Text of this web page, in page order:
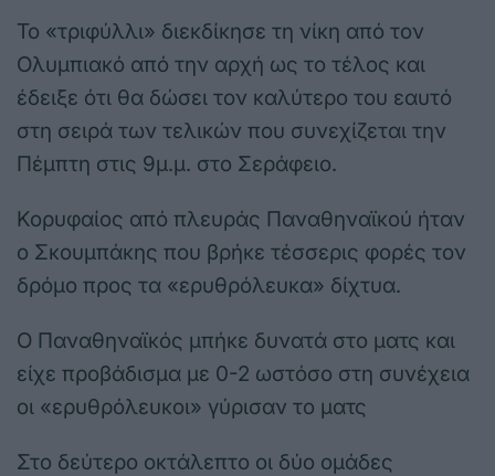
To «τριφύλλι» διεκδίκησε τη νίκη από τον
Ολυμπιακό από την αρχή ως το τέλος και
έδειξε ότι θα δώσει τον καλύτερο του εαυτό
στη σειρά των τελικών που συνεχίζεται την
Πέμπτη στις 9μ.μ. στο Σεράφειο.
Κορυφαίος από πλευράς Παναθηναϊκού ήταν
ο Σκουμπάκης που βρήκε τέσσερις φορές τον
δρόμο προς τα «ερυθρόλευκα» δίχτυα.
Ο Παναθηναϊκός μπήκε δυνατά στο ματς και
είχε προβάδισμα με 0-2 ωστόσο στη συνέχεια
οι «ερυθρόλευκοι» γύρισαν το ματς
Στο δεύτερο οκτάλεπτο οι δύο ομάδες